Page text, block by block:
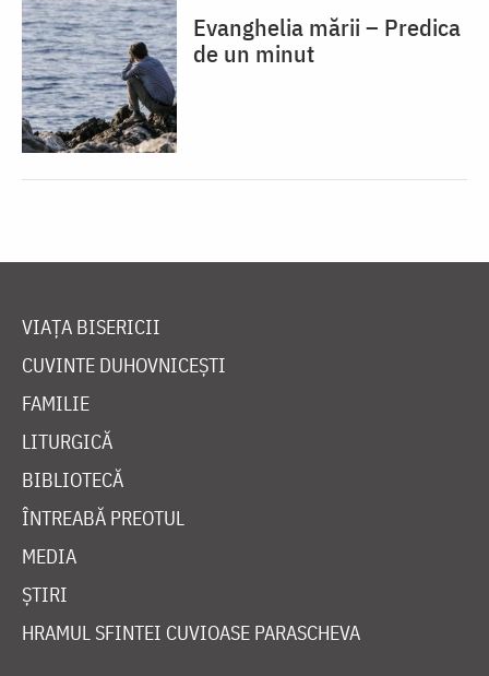
Evanghelia mării – Predica
de un minut
VIAȚA BISERICII
CUVINTE DUHOVNICEȘTI
FAMILIE
LITURGICĂ
BIBLIOTECĂ
ÎNTREABĂ PREOTUL
MEDIA
ȘTIRI
HRAMUL SFINTEI CUVIOASE PARASCHEVA